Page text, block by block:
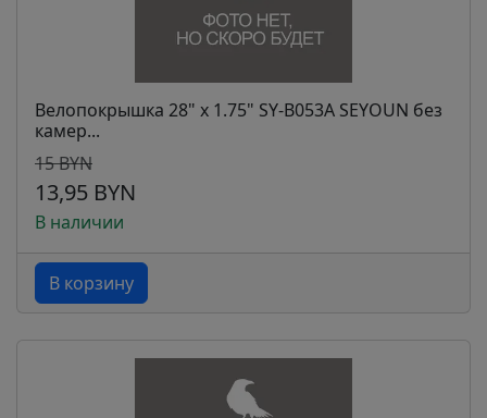
Велопокрышка 28" x 1.75" SY-B053A SEYOUN без
камер...
15 BYN
13,95 BYN
В наличии
В корзину